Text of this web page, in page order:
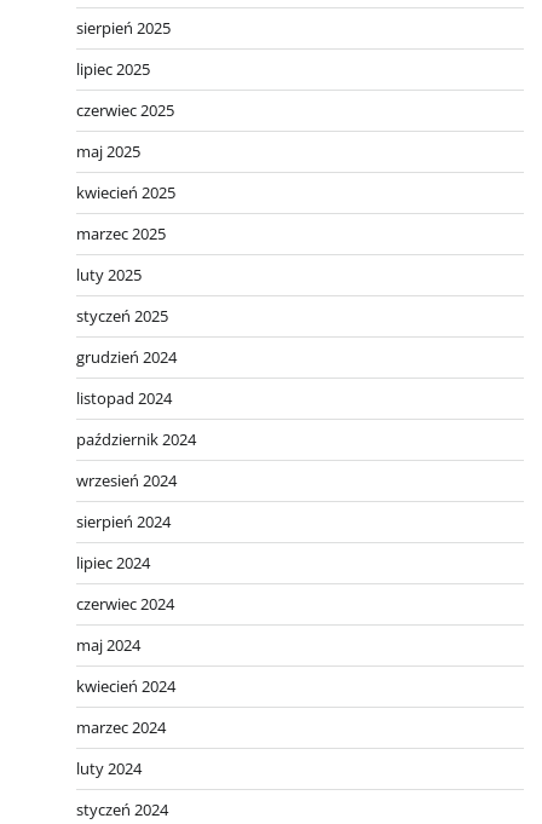
sierpień 2025
lipiec 2025
czerwiec 2025
maj 2025
kwiecień 2025
marzec 2025
luty 2025
styczeń 2025
grudzień 2024
listopad 2024
październik 2024
wrzesień 2024
sierpień 2024
lipiec 2024
czerwiec 2024
maj 2024
kwiecień 2024
marzec 2024
luty 2024
styczeń 2024